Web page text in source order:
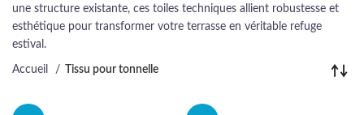
une structure existante, ces toiles techniques allient robustesse et
esthétique pour transformer votre terrasse en véritable refuge
estival.
Accueil Tissu pour tonnelle